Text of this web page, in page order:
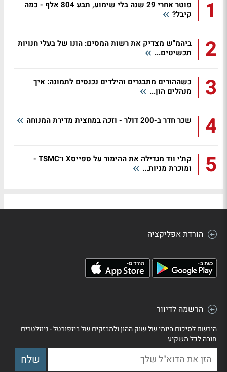
1
פוטר אחרי 29 שנה בלי שימוע, תבע 804 אלף - כמה
קיבל?
2
ביהמ"ש מצדיק את רשות המסים: הונו של בעלי חנויות
תכשיטים...
3
כשההורים מתבגרים והילדים נכנסים לתמונה: איך
מנהלים הון...
4 שכר חדר ב-200 דולר - וזכה במחצית מדירת המנוחה
5
קת׳י ווד מגדילה את ההימור על ספייסX ו־TSMC -
ומוכרת מניות...
הורדת אפליקציה
הרשמה לדיוור
הירשם לסיכום היומי של שוק ההון ולמבזקים של ביזפורטל - ניוזלטרים
חובה לכל משקיע